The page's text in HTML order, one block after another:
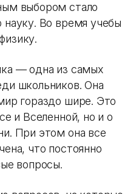
выбором стало
Во время учебы
— одна из самых
школьников. Она
гораздо шире. Это
и Вселенной, но и о
При этом она все
что постоянно
вопросы.